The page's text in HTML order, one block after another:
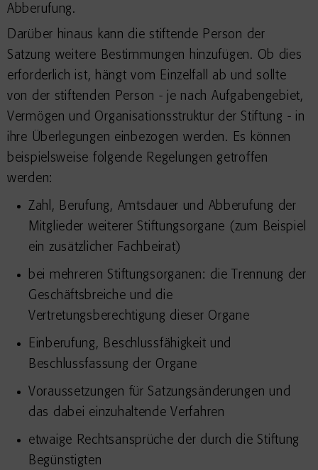
Abberufung.
Darüber hinaus kann die stiftende Person der
Satzung weitere Bestimmungen hinzufügen. Ob dies
erforderlich ist, hängt vom Einzelfall ab und sollte
von der stiftenden Person - je nach Aufgabengebiet,
Vermögen und Organisationsstruktur der Stiftung - in
ihre Überlegungen einbezogen werden. Es können
beispielsweise folgende Regelungen getroffen
werden:
Zahl, Berufung, Amtsdauer und Abberufung der
Mitglieder weiterer Stiftungsorgane (zum Beispiel
ein zusätzlicher Fachbeirat)
bei mehreren Stiftungsorganen: die Trennung der
Geschäftsbreiche und die
Vertretungsberechtigung dieser Organe
Einberufung, Beschlussfähigkeit und
Beschlussfassung der Organe
Voraussetzungen für Satzungsänderungen und
das dabei einzuhaltende Verfahren
etwaige Rechtsansprüche der durch die Stiftung
Begünstigten